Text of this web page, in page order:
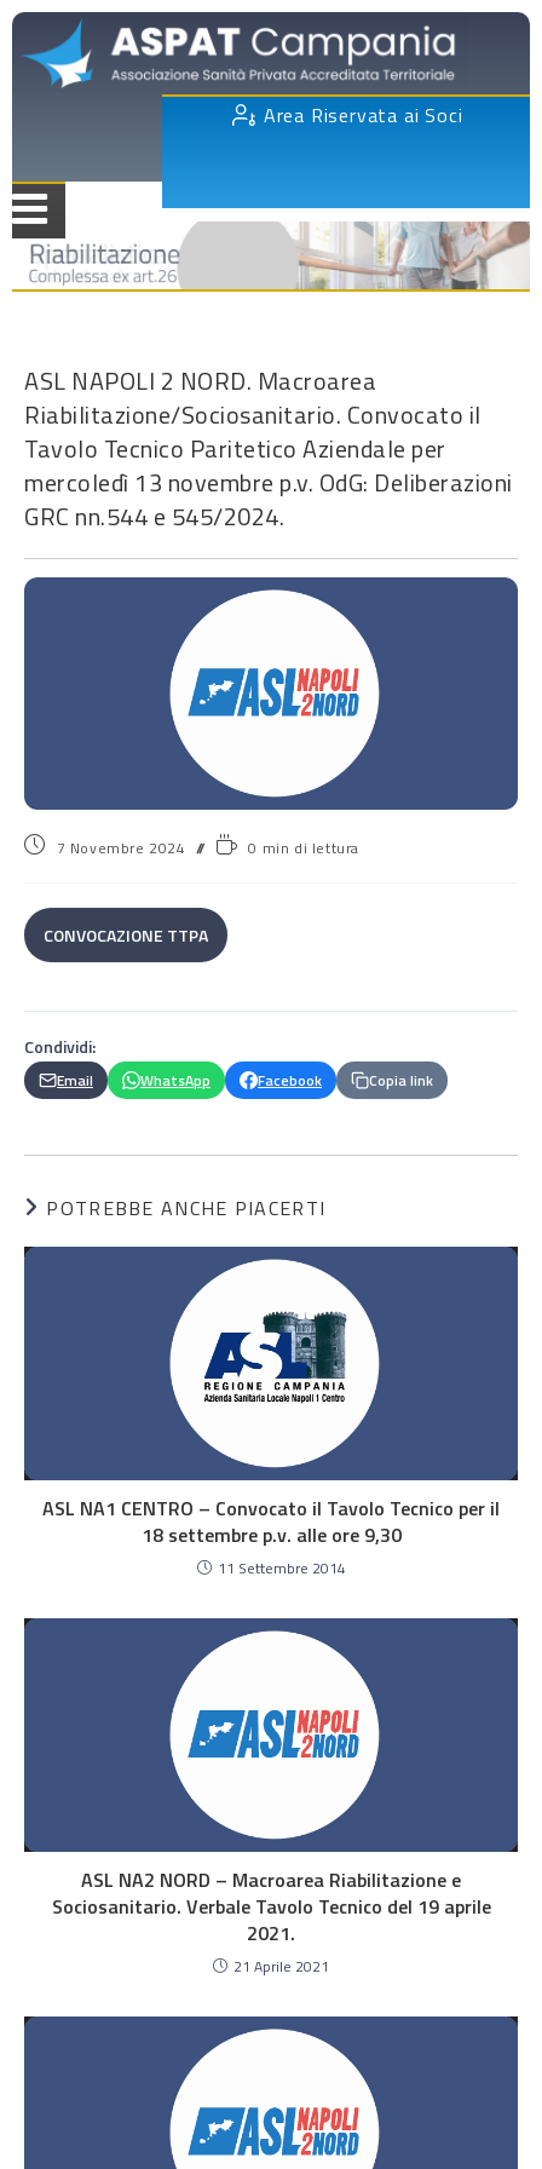
Area Riservata ai Soci
ASL NAPOLI 2 NORD. Macroarea
Riabilitazione/Sociosanitario. Convocato il
Tavolo Tecnico Paritetico Aziendale per
mercoledì 13 novembre p.v. OdG: Deliberazioni
GRC nn.544 e 545/2024.
7 Novembre 2024 0 min di lettura
CONVOCAZIONE TTPA
Condividi:
Email WhatsApp Facebook Copia link
POTREBBE ANCHE PIACERTI
ASL NA1 CENTRO – Convocato il Tavolo Tecnico per il
18 settembre p.v. alle ore 9,30
11 Settembre 2014
ASL NA2 NORD – Macroarea Riabilitazione e
Sociosanitario. Verbale Tavolo Tecnico del 19 aprile
2021.
21 Aprile 2021